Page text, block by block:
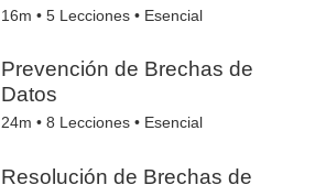
16m •5 Lecciones • Esencial
Prevención de Brechas de
Datos
24m •8 Lecciones • Esencial
Resolución de Brechas de